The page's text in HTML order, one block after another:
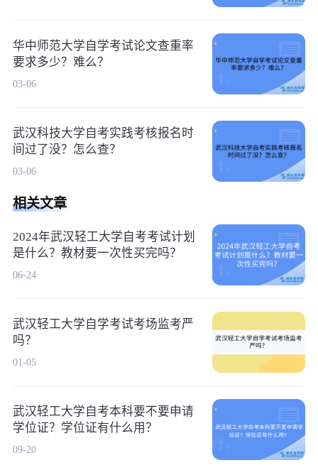
华中师范大学自学考试论文查重率
要求多少？难么？
03-06
武汉科技大学自考实践考核报名时
间过了没？怎么查？
03-06
相关文章
2024年武汉轻工大学自考考试计划
是什么？教材要一次性买完吗？
06-24
武汉轻工大学自学考试考场监考严
吗？
01-05
武汉轻工大学自考本科要不要申请
学位证？学位证有什么用？
09-20